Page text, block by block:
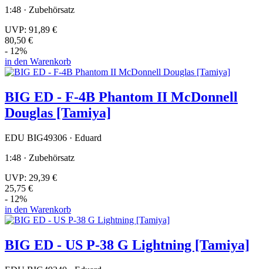
1:48 · Zubehörsatz
UVP: 91,89 €
80,50 €
- 12%
in den Warenkorb
BIG ED - F-4B Phantom II McDonnell
Douglas [Tamiya]
EDU BIG49306 · Eduard
1:48 · Zubehörsatz
UVP: 29,39 €
25,75 €
- 12%
in den Warenkorb
BIG ED - US P-38 G Lightning [Tamiya]